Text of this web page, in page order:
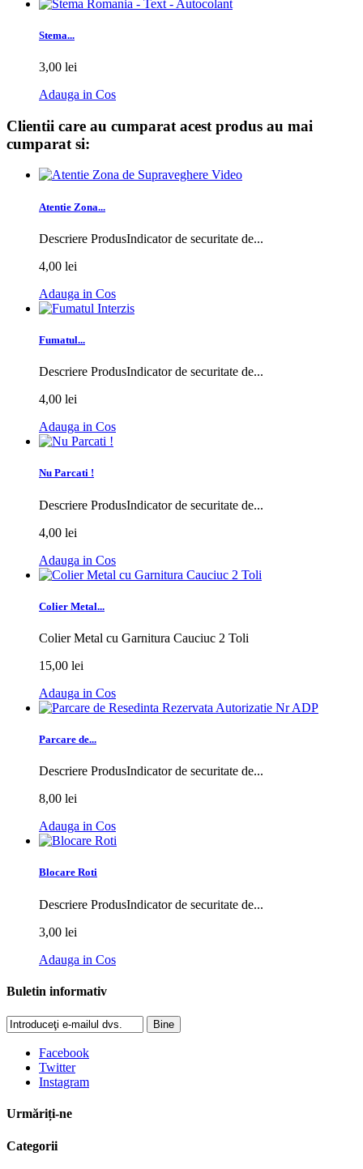
Stema...
3,00 lei
Adauga in Cos
Clientii care au cumparat acest produs au mai
cumparat si:
Atentie Zona...
Descriere ProdusIndicator de securitate de...
4,00 lei
Adauga in Cos
Fumatul...
Descriere ProdusIndicator de securitate de...
4,00 lei
Adauga in Cos
Nu Parcati !
Descriere ProdusIndicator de securitate de...
4,00 lei
Adauga in Cos
Colier Metal...
Colier Metal cu Garnitura Cauciuc 2 Toli
15,00 lei
Adauga in Cos
Parcare de...
Descriere ProdusIndicator de securitate de...
8,00 lei
Adauga in Cos
Blocare Roti
Descriere ProdusIndicator de securitate de...
3,00 lei
Adauga in Cos
Buletin informativ
Bine
Facebook
Twitter
Instagram
Urmăriți-ne
Categorii